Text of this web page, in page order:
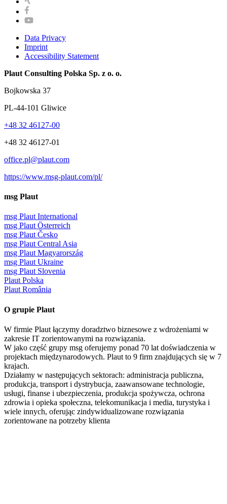
Data Privacy
Imprint
Accessibility Statement
Plaut Consulting Polska Sp. z o. o.
Bojkowska 37
PL-44-101 Gliwice
+48 32 46127-00
+48 32 46127-01
office.pl@plaut.com
https://www.msg-plaut.com/pl/
msg Plaut
msg Plaut International
msg Plaut Österreich
msg Plaut Česko
msg Plaut Central Asia
msg Plaut Magyarország
msg Plaut Ukraine
msg Plaut Slovenia
Plaut Polska
Plaut România
O grupie Plaut
W firmie Plaut łączymy doradztwo biznesowe z wdrożeniami w
zakresie IT zorientowanymi na rozwiązania.
W jako część grupy msg oferujemy ponad 70 lat doświadczenia w
projektach międzynarodowych. Plaut to 9 firm znajdujących się w 7
krajach.
Działamy w następujących sektorach: administracja publiczna,
produkcja, transport i dystrybucja, zaawansowane technologie,
usługi, finanse i ubezpieczenia, produkcja spożywcza, ochrona
zdrowia i opieka społeczna, telekomunikacja i media, turystyka i
wiele innych, oferując zindywidualizowane rozwiązania
zorientowane na potrzeby klienta